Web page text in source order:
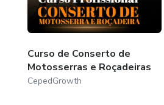
Curso de Conserto de
Motosserras e Roçadeiras
CepedGrowth